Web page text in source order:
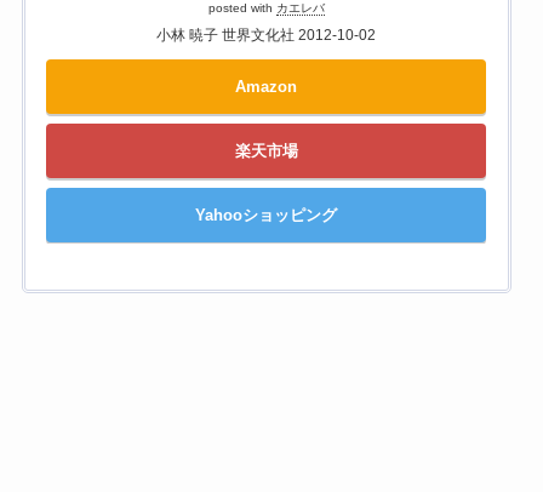
posted with カエレバ
小林 暁子 世界文化社 2012-10-02
Amazon
楽天市場
Yahooショッピング